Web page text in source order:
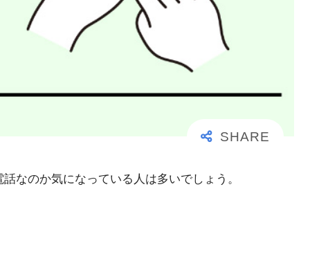
なのか気になっている人は多いでしょう。